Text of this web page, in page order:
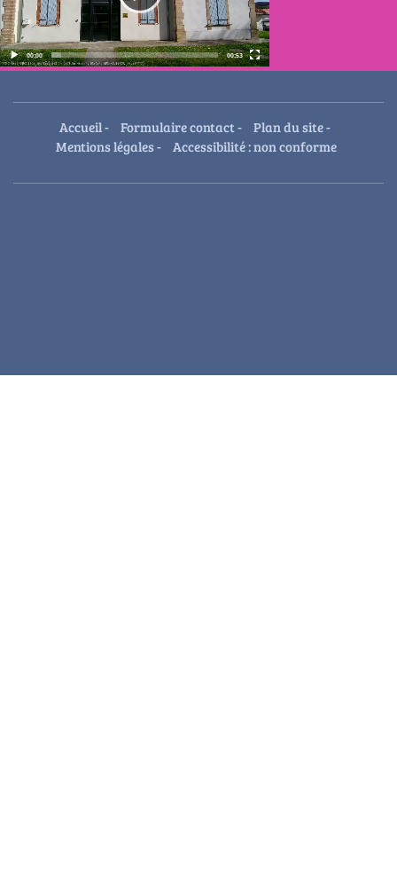
Temps
actuel
00:00
Durée
totale
00:53
Accueil- Formulaire contact- Plan du site-
Mentions légales- Accessibilité : non conforme